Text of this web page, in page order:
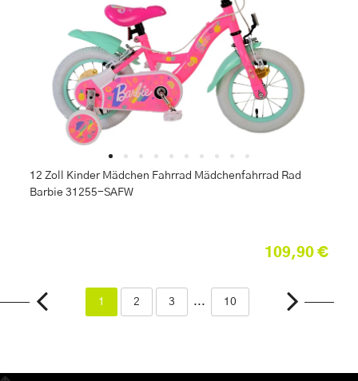
12 Zoll Kinder Mädchen Fahrrad Mädchenfahrrad Rad
Barbie 31255-SAFW
109,90 €
1 2 3 ... 10